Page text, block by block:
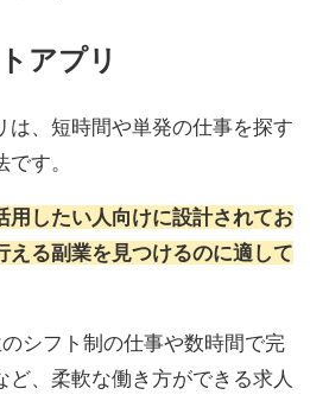
アプリ
は、短時間や単発の仕事を探す
す。
用したい人向けに設計されてお
える副業を見つけるのに適して
シフト制の仕事や数時間で完
ど、柔軟な働き方ができる求人